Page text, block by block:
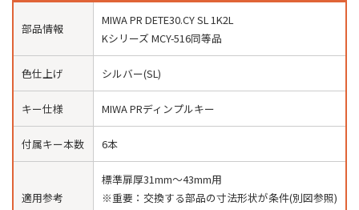
部品情報
MIWA PR DETE30.CY SL 1K2L
Kシリーズ MCY-516同等品
色仕上げ シルバー(SL)
キー仕様 MIWA PRディンプルキー
付属キー本数 6本
適用参考
標準扉厚31mm〜43mm用
※重要：交換する部品の寸法形状が条件(別図参照)